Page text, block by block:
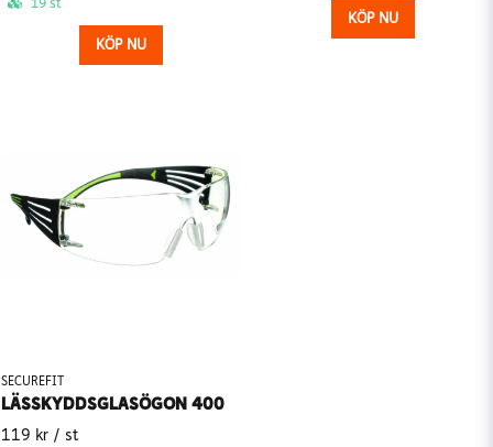
KÖP NU
KÖP NU
SECUREFIT
LÄSSKYDDSGLASÖGON 400
119 kr / st